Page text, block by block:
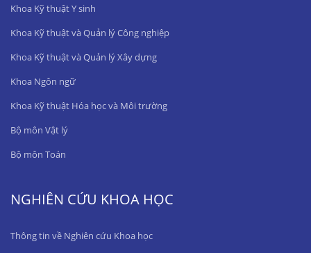
Khoa Kỹ thuật Y sinh
Khoa Kỹ thuật và Quản lý Công nghiệp
Khoa Kỹ thuật và Quản lý Xây dựng
Khoa Ngôn ngữ
Khoa Kỹ thuật Hóa học và Môi trường
Bộ môn Vật lý
Bộ môn Toán
NGHIÊN CỨU KHOA HỌC
Thông tin về Nghiên cứu Khoa học